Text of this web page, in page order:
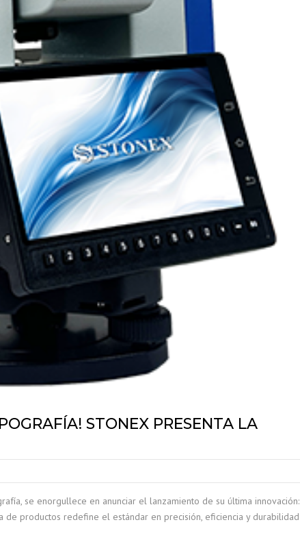
STONEX PRESENTA LA
se enorgullece en anunciar el lanzamiento de su última innovación:
de productos redefine el estándar en precisión, eficiencia y durabilidad